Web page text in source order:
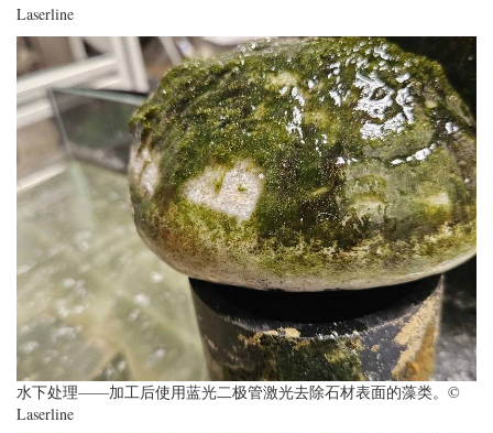
Laserline
水下处理——加工后使用蓝光二极管激光去除石材表面的藻类。©
Laserline